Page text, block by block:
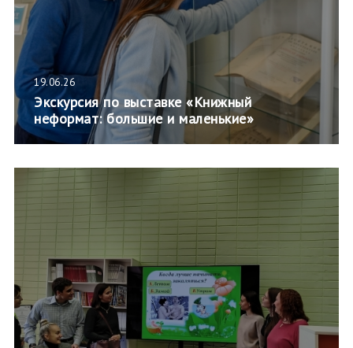
19.06.26
Экскурсия по выставке «Книжный
неформат: большие и маленькие»